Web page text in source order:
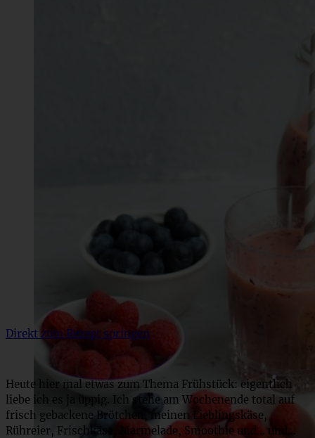
Direkt zum Rezept springen
Heute hier mal etwas zum Thema Frühstück: eigentlich
liebe ich es ja üppig. Ich stehe am Wochenende total auf
frisch gebackene Brötchen, meinen Lieblingskäse,
Rühreier, Frischkäse, Marmelade, Smoothie und… und…